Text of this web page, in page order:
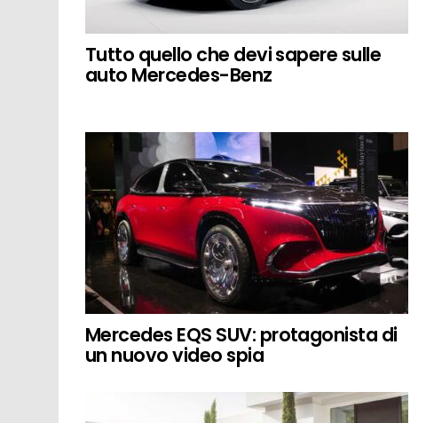
Tutto quello che devi sapere sulle
auto Mercedes-Benz
Mercedes EQS SUV: protagonista di
un nuovo video spia